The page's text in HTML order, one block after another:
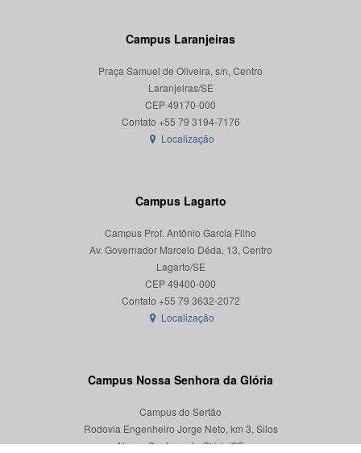
Campus Laranjeiras
Praça Samuel de Oliveira, s/n, Centro
Laranjeiras/SE
CEP 49170-000
Localização
Campus Lagarto
Campus Prof. Antônio Garcia Filho
Av. Governador Marcelo Déda, 13, Centro
Lagarto/SE
CEP 49400-000
Localização
Campus Nossa Senhora da Glória
Campus do Sertão
Rodovia Engenheiro Jorge Neto, km 3, Silos
Nossa Senhora da Glória/SE